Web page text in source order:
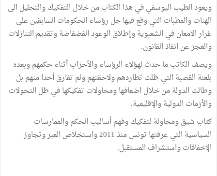
ويعود الطيب اليوسفي في هذا الكتاب من خلال التفكيك والتحليل الى
الهنات والمطبات التي وقع فيها جل رؤساء الحكومات السابقين على
غرار الامعان في الشعبوية وإطلاق الوعود الفضفاضة وتقديم التنازلات
والعجز عن انفاذ القانون.
ويصف الكاتب ما حدث لهؤلاء الرؤساء والأحزاب أثناء حكمهم وبعده
بلعنة القصبة التي ظلت تطاردهم ولاحقتهم ولم تفارق أحدا منهم بل
وطالت الدولة من خلال اضعافها ومحاولات تفكيكها في ظل التحولات
والأزمات الدولية والإقليمية.
كتاب شيق ومحاولة لتفكيك وفهم أساليب الحكم والممارسات
السياسية التي عرفتها تونس منذ 2011 واستخلاص العبر وتجاوز
الإخفاقات واستشراف المستقبل.